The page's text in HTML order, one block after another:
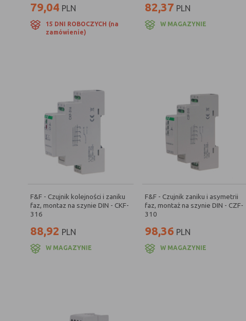
79,04 PLN
15 DNI ROBOCZYCH (na
zamówienie)
82,37 PLN
W MAGAZYNIE
F&F - Czujnik kolejności i zaniku
faz, montaz na szynie DIN - CKF-
316
88,92 PLN
W MAGAZYNIE
F&F - Czujnik zaniku i asymetrii
faz, montaż na szynie DIN - CZF-
310
98,36 PLN
W MAGAZYNIE